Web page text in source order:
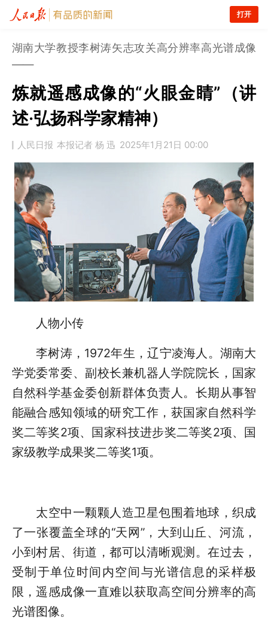
打开
湖南大学教授李树涛矢志攻关高分辨率高光谱成像
——
炼就遥感成像的“火眼金睛”（讲
述·弘扬科学家精神）
人民日报 本报记者 杨 迅 2025年1月21日 00:00
人物小传
李树涛，1972年生，辽宁凌海人。湖南大
学党委常委、副校长兼机器人学院院长，国家
自然科学基金委创新群体负责人。长期从事智
能融合感知领域的研究工作，获国家自然科学
奖二等奖2项、国家科技进步奖二等奖2项、国
家级教学成果奖二等奖1项。
太空中一颗颗人造卫星包围着地球，织成
了一张覆盖全球的“天网”，大到山丘、河流，
小到村居、街道，都可以清晰观测。在过去，
受制于单位时间内空间与光谱信息的采样极
限，遥感成像一直难以获取高空间分辨率的高
光谱图像。